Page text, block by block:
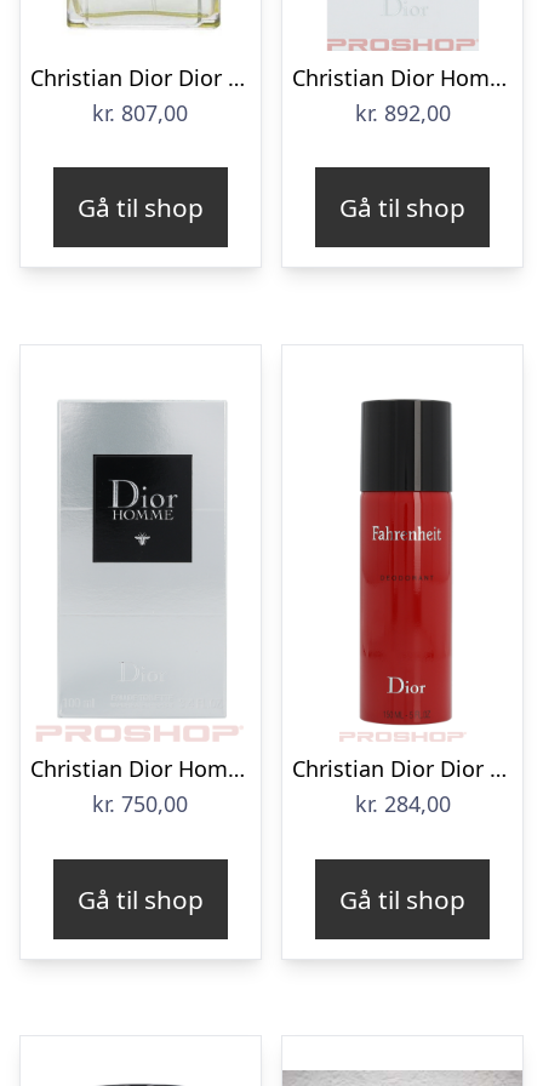
Christian Dior Dior Higher Energy Edt Spray
kr. 807,00
Gå til shop
Christian Dior Homme Sport
kr. 892,00
Gå til shop
Christian Dior Homme – 100 ml
kr. 750,00
Gå til shop
Christian Dior Dior Fahrenheit – 150 ml
kr. 284,00
Gå til shop